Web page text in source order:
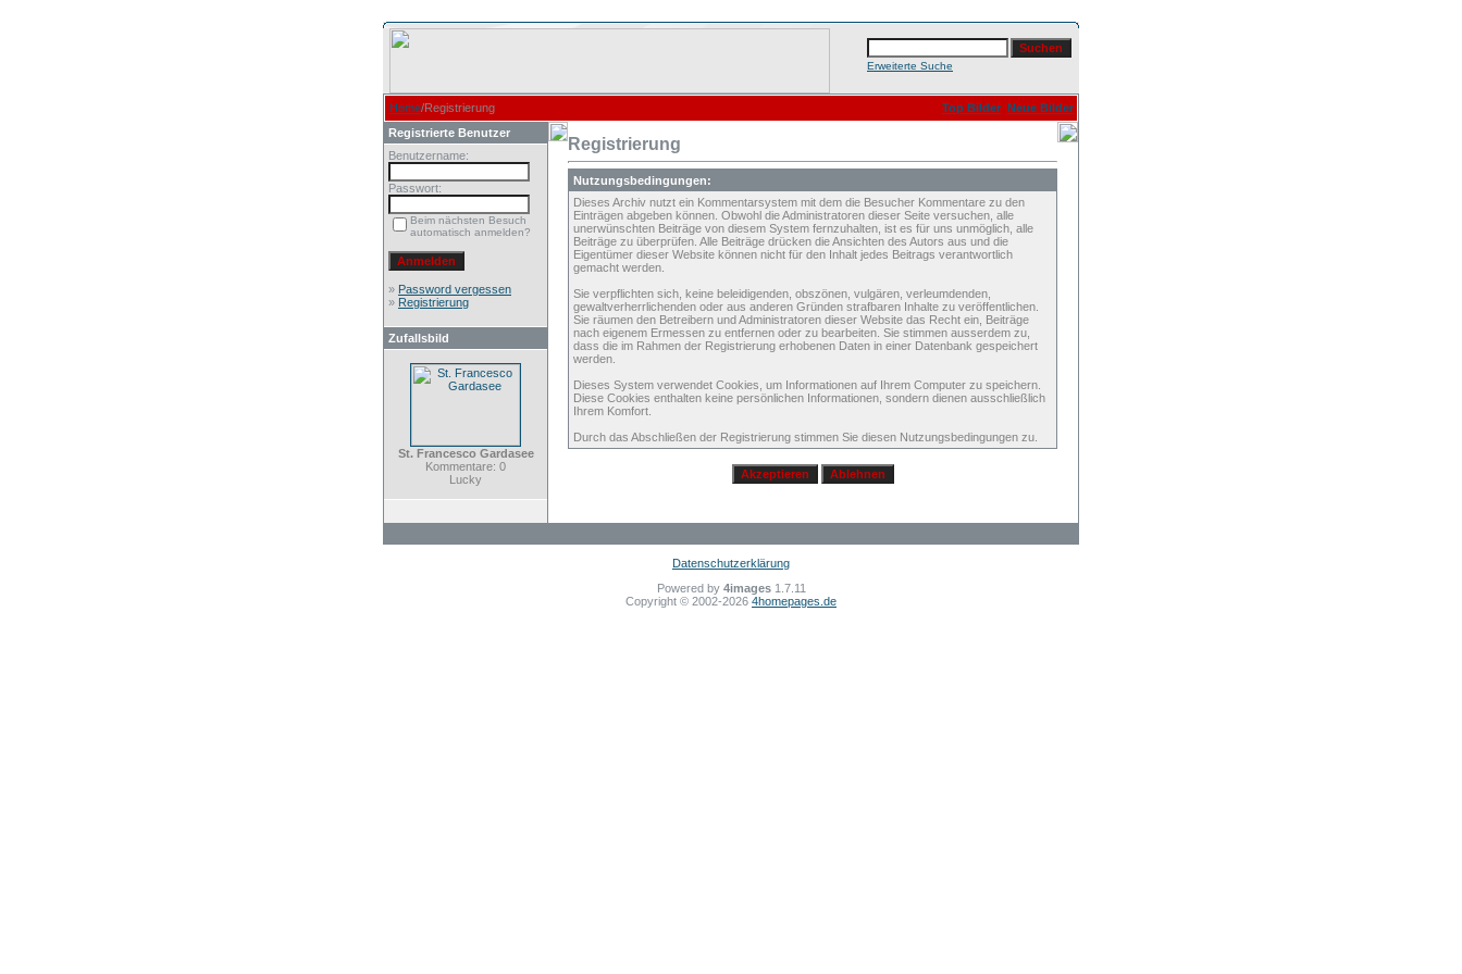
Erweiterte Suche
Home/Registrierung Top Bilder Neue Bilder
Registrierte Benutzer
Benutzername:
Passwort:
Beim nächsten Besuch
automatisch anmelden?
» Password vergessen
» Registrierung
Zufallsbild
St. Francesco Gardasee
Kommentare: 0
Lucky
Registrierung
Nutzungsbedingungen:
Dieses Archiv nutzt ein Kommentarsystem mit dem die Besucher Kommentare zu den
Einträgen abgeben können. Obwohl die Administratoren dieser Seite versuchen, alle
unerwünschten Beiträge von diesem System fernzuhalten, ist es für uns unmöglich, alle
Beiträge zu überprüfen. Alle Beiträge drücken die Ansichten des Autors aus und die
Eigentümer dieser Website können nicht für den Inhalt jedes Beitrags verantwortlich
gemacht werden.
Sie verpflichten sich, keine beleidigenden, obszönen, vulgären, verleumdenden,
gewaltverherrlichenden oder aus anderen Gründen strafbaren Inhalte zu veröffentlichen.
Sie räumen den Betreibern und Administratoren dieser Website das Recht ein, Beiträge
nach eigenem Ermessen zu entfernen oder zu bearbeiten. Sie stimmen ausserdem zu,
dass die im Rahmen der Registrierung erhobenen Daten in einer Datenbank gespeichert
werden.
Dieses System verwendet Cookies, um Informationen auf Ihrem Computer zu speichern.
Diese Cookies enthalten keine persönlichen Informationen, sondern dienen ausschließlich
Ihrem Komfort.
Durch das Abschließen der Registrierung stimmen Sie diesen Nutzungsbedingungen zu.
Datenschutzerklärung
Powered by 4images1.7.11
Copyright © 2002-2026 4homepages.de